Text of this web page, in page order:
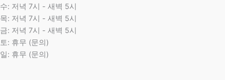
수: 저녁 7시 - 새벽 5시
목: 저녁 7시 - 새벽 5시
금: 저녁 7시 - 새벽 5시
토: 휴무 (문의)
일: 휴무 (문의)